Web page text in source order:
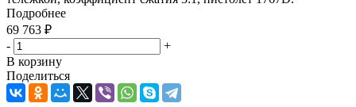
Подробнее
69 763 ₽
-
+
В корзину
Поделиться